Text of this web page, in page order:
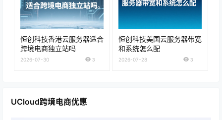
恒创科技香港云服务器适合
跨境电商独立站吗
2026-07-30 3
恒创科技美国云服务器带宽
和系统怎么配
2026-07-28 3
UCloud跨境电商优惠